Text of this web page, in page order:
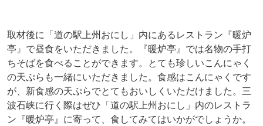
取材後に「道の駅上州おにし」内にあるレストラン『暖炉
亭』で昼食をいただきました。『暖炉亭』では名物の手打
ちそばを食べることができます。とても珍しいこんにゃく
の天ぷらも一緒にいただきました。食感はこんにゃくです
が、新食感の天ぷらでとてもおいしくいただけました。三
波石峡に行く際はぜひ「道の駅上州おにし」内のレストラ
ン『暖炉亭』に寄って、食してみてはいかがでしょうか。